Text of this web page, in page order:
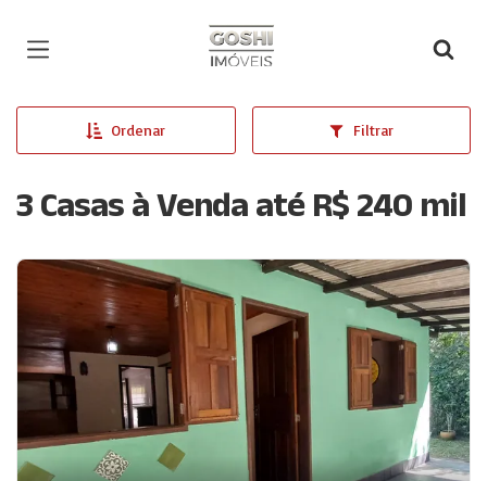
Página inicial
Ordenar Filtrar
3 Casas à Venda até R$ 240 mil